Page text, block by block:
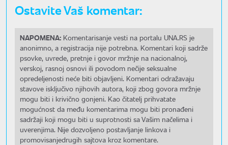
Ostavite Vaš komentar:
NAPOMENA: Komentarisanje vesti na portalu UNA.RS je
anonimno, a registracija nije potrebna. Komentari koji sadrže
psovke, uvrede, pretnje i govor mržnje na nacionalnoj,
verskoj, rasnoj osnovi ili povodom nečije seksualne
opredeljenosti neće biti objavljeni. Komentari odražavaju
stavove isključivo njihovih autora, koji zbog govora mržnje
mogu biti i krivično gonjeni. Kao čitatelj prihvatate
mogućnost da među komentarima mogu biti pronađeni
sadržaji koji mogu biti u suprotnosti sa Vašim načelima i
uverenjima. Nije dozvoljeno postavljanje linkova i
promovisanjedrugih sajtova kroz komentare.